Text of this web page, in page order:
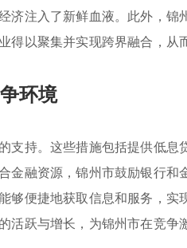
济注入了新鲜血液。此外，锦
得以聚集并实现跨界融合，从
环境
支持。这些措施包括提供低息
金融资源，锦州市鼓励银行和
够便捷地获取信息和服务，实
活跃与增长，为锦州市在竞争